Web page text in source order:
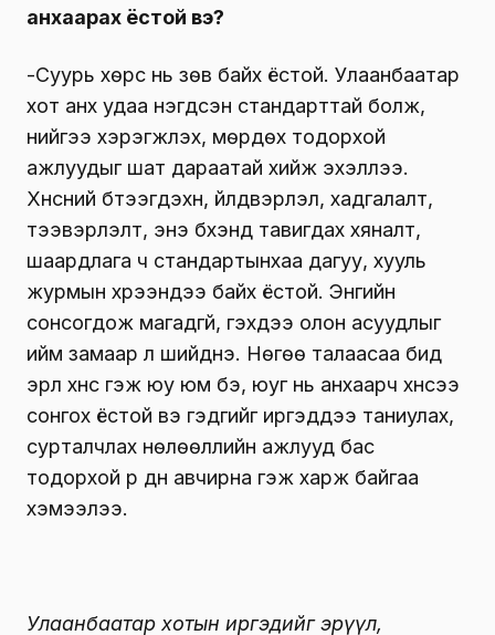
анхаарах ёстой вэ?
-Суурь хөрс нь зөв байх ёстой. Улаанбаатар
хот анх удаа нэгдсэн стандарттай болж,
үүнийгээ хэрэгжүүлэх, мөрдөх тодорхой
ажлуудыг шат дараатай хийж эхэллээ.
Хүнсний бүтээгдэхүүн, үйлдвэрлэл, хадгалалт,
тээвэрлэлт, энэ бүхэнд тавигдах хяналт,
шаардлага ч стандартынхаа дагуу, хууль
журмын хүрээндээ байх ёстой. Энгийн
сонсогдож магадгүй, гэхдээ олон асуудлыг
ийм замаар л шийднэ. Нөгөө талаасаа бид
эрүүл хүнс гэж юу юм бэ, юуг нь анхаарч хүнсээ
сонгох ёстой вэ гэдгийг иргэддээ таниулах,
сурталчлах нөлөөллийн ажлууд бас
тодорхой үр дүн авчирна гэж харж байгаа
хэмээлээ.
Улаанбаатар хотын иргэдийг эрүүл,